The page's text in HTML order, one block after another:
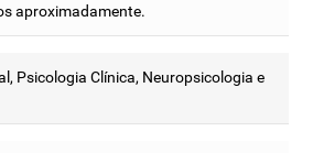
aproximadamente.
Psicologia Clínica, Neuropsicologia e